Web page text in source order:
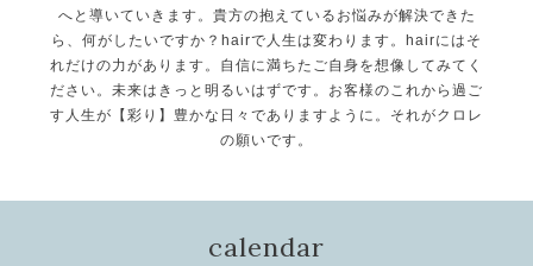
へと導いていきます。貴方の抱えているお悩みが解決できた
ら、何がしたいですか？hairで人生は変わります。hairにはそ
れだけの力があります。自信に満ちたご自身を想像してみてく
ださい。未来はきっと明るいはずです。お客様のこれから過ご
す人生が【彩り】豊かな日々でありますように。それがクロレ
の願いです。
calendar